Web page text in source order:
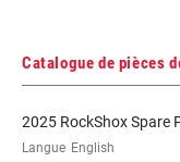
Catalogue de pièces
2025 RockShox Spare
Langue English